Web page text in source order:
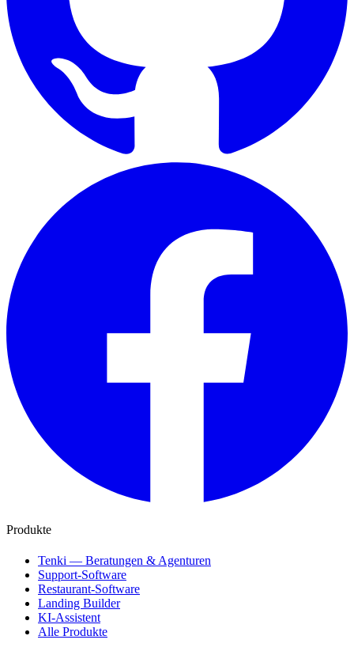
Produkte
Tenki — Beratungen & Agenturen
Support-Software
Restaurant-Software
Landing Builder
KI-Assistent
Alle Produkte